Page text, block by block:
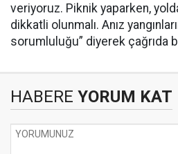
veriyoruz. Piknik yaparken,
dikkatli olunmalı. Anız
sorumluluğu” diyerek çağrıda
HABERE YORUM KAT